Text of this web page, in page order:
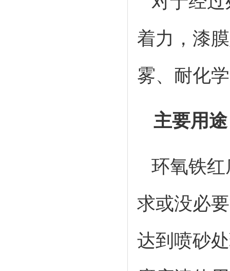
着力，漆
雾、耐化
主要用途
环氧铁
求或没必
达到喷砂